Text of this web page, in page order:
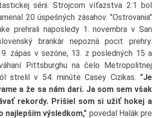
sérii. Strojcom víťazstva 2:1 bol
20 úspešných zásahov. "Ostrovania"
prehrali naposledy 1. novembra v San
brankár nepozná pocit prehry.
zápas v sezóne, 13. z posledných 15 a
Pittsburghu na čelo Metropolitnej
strelil v 54. minúte Casey Cizikas. "Je
a že sa nám darí. Ja som sem však
rekordy. Prišiel som si užiť hokej a
najlepším výsledkom," povedal Halák pre